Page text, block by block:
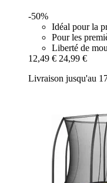
-50%
Idéal pour la
Pour les
Liberté de
12,49 € 24,99 €
Livraison jusqu'au